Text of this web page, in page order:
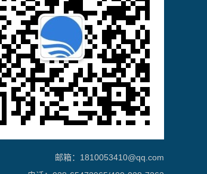
邮箱：1810053410@qq.com